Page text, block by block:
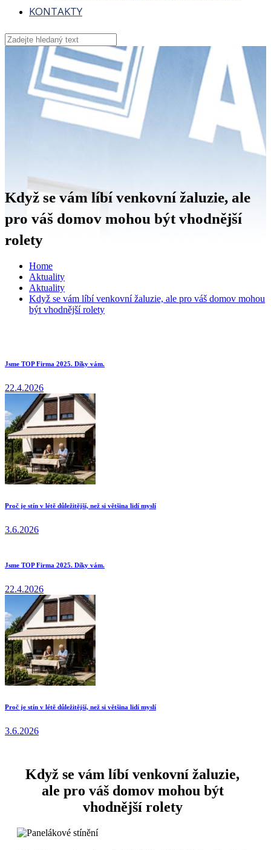
KONTAKTY
Když se vám líbí venkovní žaluzie, ale
pro váš domov mohou být vhodnější
rolety
Home
Aktuality
Aktuality
Když se vám líbí venkovní žaluzie, ale pro váš domov mohou
být vhodnější rolety
Jsme TOP Firma 2025. Díky vám.
22.4.2026
Proč je stín v létě důležitější, než si většina lidí myslí
3.6.2026
Jsme TOP Firma 2025. Díky vám.
22.4.2026
Proč je stín v létě důležitější, než si většina lidí myslí
3.6.2026
Když se vám líbí venkovní žaluzie,
ale pro váš domov mohou být
vhodnější rolety